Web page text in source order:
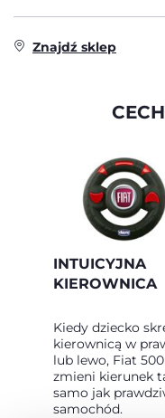
Znajdź sklep
INTUICYJNA
KIEROWNICA
Kiedy dziecko
kierownicą w
lub lewo, Fiat 500
zmieni kierunek
samo jak
samochód.